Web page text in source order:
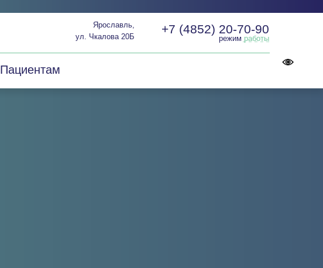
Пациентам
+7 (4852) 20-70-90
Ярославль,
ул. Чкалова 20Б
режим работы